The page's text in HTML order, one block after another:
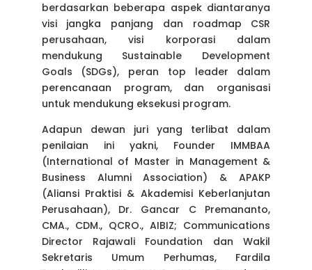
berdasarkan beberapa aspek diantaranya
visi jangka panjang dan roadmap CSR
perusahaan, visi korporasi dalam
mendukung Sustainable Development
Goals (SDGs), peran top leader dalam
perencanaan program, dan organisasi
untuk mendukung eksekusi program.
Adapun dewan juri yang terlibat dalam
penilaian ini yakni, Founder IMMBAA
(International of Master in Management &
Business Alumni Association) & APAKP
(Aliansi Praktisi & Akademisi Keberlanjutan
Perusahaan), Dr. Gancar C Premananto,
CMA., CDM., QCRO., AIBIZ; Communications
Director Rajawali Foundation dan Wakil
Sekretaris Umum Perhumas, Fardila